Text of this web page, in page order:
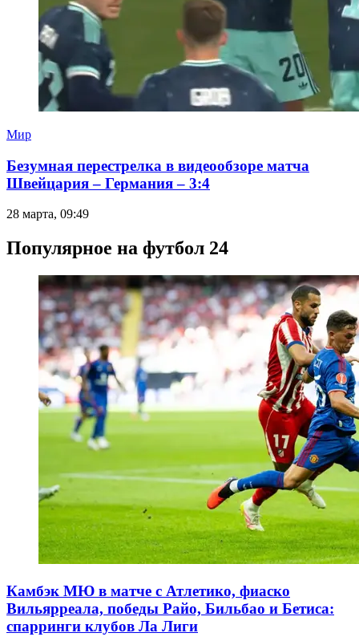
Мир
Безумная перестрелка в видеообзоре матча
Швейцария – Германия – 3:4
28 марта, 09:49
Популярное на футбол 24
Камбэк МЮ в матче с Атлетико, фиаско
Вильярреала, победы Райо, Бильбао и Бетиса:
спарринги клубов Ла Лиги